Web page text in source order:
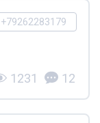
+79262283179
1231 12